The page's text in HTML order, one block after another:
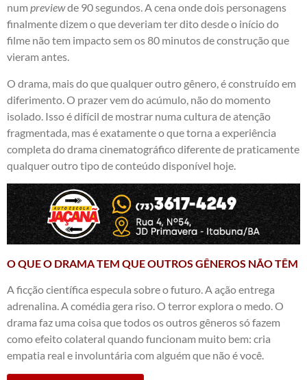
num previewde 90 segundos. A cena onde dois personagens
finalmente dizem o que deveriam ter dito desde o início do
filme não tem impacto sem os 80 minutos de construção que
vieram antes.
O drama, mais do que qualquer outro gênero, é construído em
diferimento. O prazer vem do acúmulo, não do momento
isolado. Isso é difícil de mostrar numa cultura de atenção
fragmentada, mas é exatamente o que torna a experiência
completa do drama cinematográfico diferente de praticamente
qualquer outro tipo de conteúdo disponível hoje.
O QUE O DRAMA TEM QUE OUTROS GÊNEROS NÃO TÊM
A ficção científica especula sobre o futuro. A ação entrega
adrenalina. A comédia gera riso. O terror explora o medo. O
drama faz uma coisa que todos os outros gêneros só fazem
como efeito colateral quando funcionam muito bem: cria
empatia real e involuntária com alguém que não é você.